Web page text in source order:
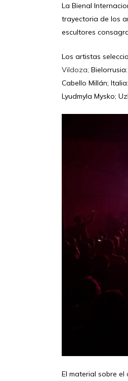
La Bienal
trayectoria de los
escultores
Los artistas
Vildoza;
Cabello Millán;
Lyudmyla Mysko;
El material sobre